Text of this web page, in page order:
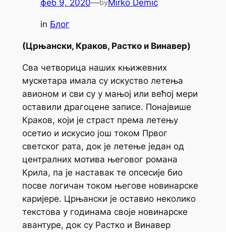
феб 9, 2020—byMirko Demić
in Блог
(Црњански, Краков, Растко и Винавер)
Сва четворица наших књижевних
мускетара имала су искуство летења
авионом и сви су у мањој или већој мери
оставили драгоцене записе. Понајвише
Краков, који је страст према летењу
осетио и искусио још током Првог
светског рата, док је летење један од
централних мотива његовог романа
Крила, па је наставак те опсесије био
посве логичан током његове новинарске
каријере. Црњански је оставио неколико
текстова у годинама своје новинарске
авантуре, док су Растко и Винавер